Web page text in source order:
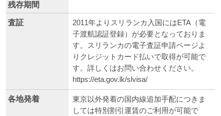
残存期間
査証
2011年よりスリランカ入国にはETA（電
子渡航認証登録）が必要となっておりま
す。スリランカの電子査証申請ページよ
りクレジットカード払いで取得が可能で
す。詳しくはお問い合わせください。
https://eta.gov.lk/slvisa/
各地発着
東京以外発着の国内線追加手配につきま
しては特別割引運賃のご利用が可能で